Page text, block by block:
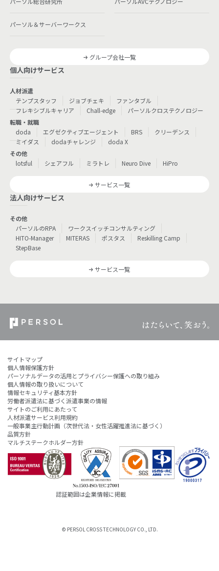
パーソル＆サーバーワークス
グループ会社一覧
個人向けサービス
人材派遣
テンプスタッフ
ジョブチェキ
ファンタブル
フレキシブルキャリア
Chall-edge
パーソルクロステクノロジー
転職・就職
doda
エグゼクティブエージェント BRS
クリーデンス
ミイダス
dodaチャレンジ
doda X
その他
lotsful
シェアフル ミラトレ Neuro Dive HiPro
サービス一覧
法人向けサービス
その他
パーソルのRPA
ワークスイッチコンサルティング
HITO-Manager
MITERAS ポスタス
Reskilling Camp
StepBase
サービス一覧
サイトマップ
個人情報保護方針
パーソナルデータの活用とプライバシー保護への取り組み
個人情報の取り扱いについて
情報セキュリティ基本方針
労働者派遣法に基づく派遣事業の情報
サイトのご利用にあたって
人材派遣サービス利用規約
一般事業主行動計画（次世代法・女性活躍推進法に基づく）
品質方針
マルチステークホルダー方針
認証範囲は企業情報に掲載
© PERSOL CROSS TECHNOLOGY CO., LTD.